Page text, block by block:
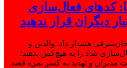
کدهای فعال‌سازی
دیگران قرار ندهید
هشدار داد: والدین و
شاد را به هیچ‌کس ندهند؛
مدیران و تهدید به کسر نمره قصد